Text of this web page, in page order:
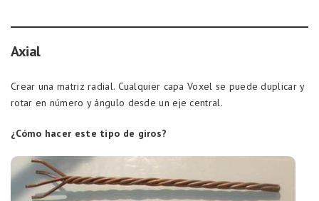
Axial
Crear una matriz radial. Cualquier capa Voxel se puede duplicar y
rotar en número y ángulo desde un eje central.
¿Cómo hacer este tipo de giros?